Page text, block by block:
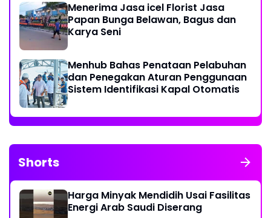
Menerima Jasa icel Florist Jasa
Papan Bunga Belawan, Bagus dan
Karya Seni
Menhub Bahas Penataan Pelabuhan
dan Penegakan Aturan Penggunaan
Sistem Identifikasi Kapal Otomatis
Shorts
Harga Minyak Mendidih Usai Fasilitas
Energi Arab Saudi Diserang